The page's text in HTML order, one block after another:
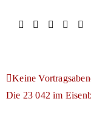
Keine
Die 23 042 im